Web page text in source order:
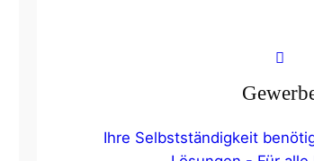
Ihre Selbstständigkeit